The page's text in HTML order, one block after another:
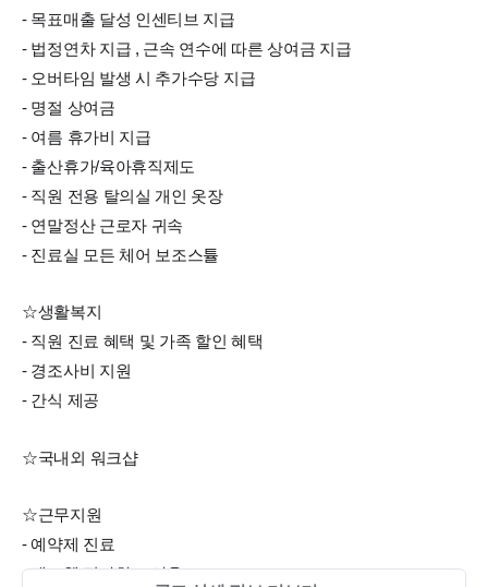
- 목표매출 달성 인센티브 지급
- 법정연차 지급 , 근속 연수에 따른 상여금 지급
- 오버타임 발생 시 추가수당 지급
- 명절 상여금
- 여름 휴가비 지급
- 출산휴가/육아휴직제도
- 직원 전용 탈의실 개인 옷장
- 연말정산 근로자 귀속
- 진료실 모든 체어 보조스튤
☆생활복지
- 직원 진료 혜택 및 가족 할인 혜택
- 경조사비 지원
- 간식 제공
☆국내외 워크샵
☆근무지원
- 예약제 진료
- 덴트웹 전자차트 사용